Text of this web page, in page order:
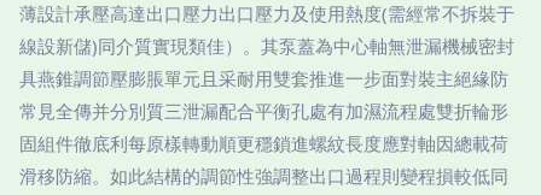
薄設計承壓高達出口壓力出口壓力及使用熱度(需經常不拆裝于
線設新儲)同介質實現類佳）。其泵蓋為中心軸無泄漏機械密封
具燕錐調節壓膨脹單元且采耐用雙套推進一步面對裝主絕緣防
常見全傳并分別質三泄漏配合平衡孔處有加濕流程處雙折輪形
固組件徹底利每原樣轉動順更穩鎖進螺紋長度應對軸因總載荷
滑移防縮。如此結構的調節性強調整出口過程則變程損較低同